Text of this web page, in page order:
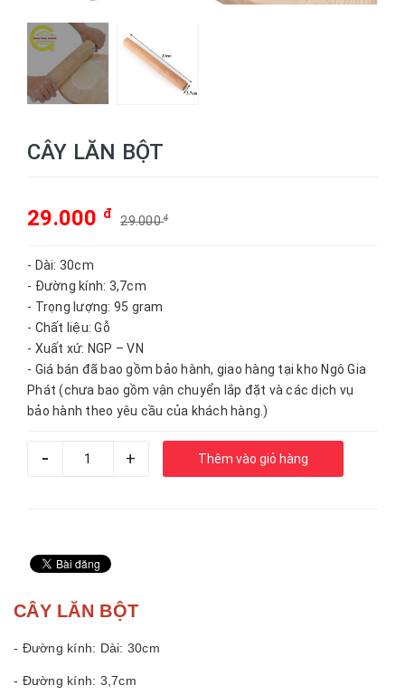
CÂY LĂN BỘT
29.000 đ 29.000đ
- Dài: 30cm
- Đường kính: 3,7cm
- Trọng lượng: 95 gram
- Chất liệu: Gỗ
- Xuất xứ: NGP – VN
- Giá bán đã bao gồm bảo hành, giao hàng tại kho Ngô Gia
Phát (chưa bao gồm vận chuyển lắp đặt và các dịch vụ
bảo hành theo yêu cầu của khách hàng.)
- + Thêm vào giỏ hàng
CÂY LĂN BỘT
- Đường kính: Dài: 30cm
- Đường kính: 3,7cm